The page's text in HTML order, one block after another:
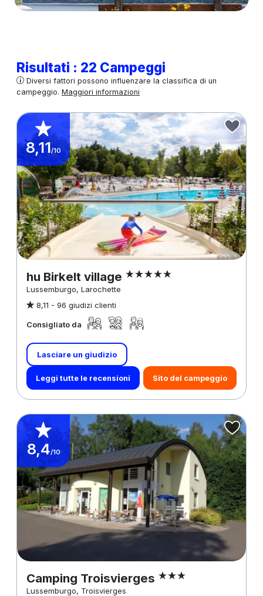
Risultati : 22 Campeggi
Diversi fattori possono influenzare la classifica di un
campeggio. Maggiori informazioni
8,11/10
hu Birkelt village
Lussemburgo, Larochette
8,11 - 96 giudizi clienti
Consigliato da
Lasciare un giudizio
Leggi tutte le recensioni Sito del campeggio
8,4/10
Camping Troisvierges
Lussemburgo, Troisvierges